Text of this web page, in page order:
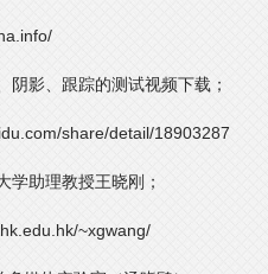
阴影、跟踪的测试视频下载；
share/detail/18903287
学助理教授王晓刚；
~xgwang/